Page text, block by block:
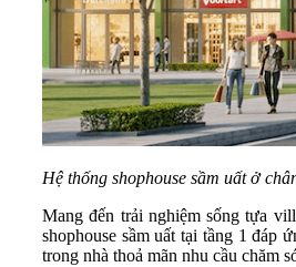
Hệ thống shophouse sầm uất ở
Mang đến trải nghiệm sống tựa
shophouse sầm uất tại tầng 1 đáp
trong nhà thoả mãn nhu cầu chăm